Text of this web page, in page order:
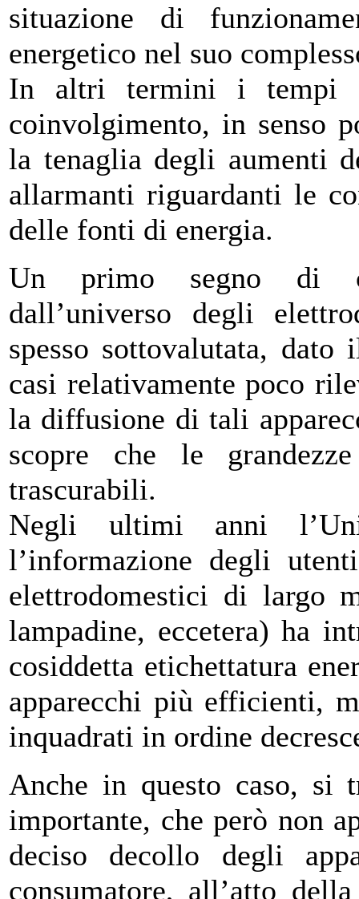
situazione di
energetico nel suo
In altri termini i tempi
coinvolgimento, in senso
la tenaglia degli aumenti
allarmanti riguardanti le
delle fonti di energia.
Un primo segno di
dall’universo degli
spesso sottovalutata,
casi relativamente poco
la diffusione di tali
scopre che le
trascurabili.
Negli ultimi anni
l’informazione degli
elettrodomestici di largo
lampadine, eccetera) ha
cosiddetta etichettatura
apparecchi più efficienti,
inquadrati in ordine
Anche in questo caso, si
importante, che però non
deciso decollo degli
consumatore, all’atto